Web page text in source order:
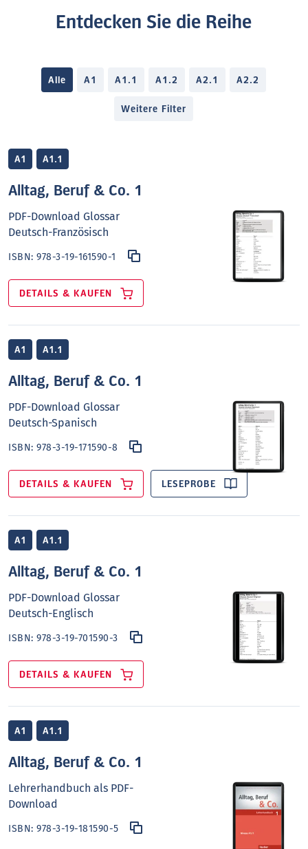
Entdecken Sie die Reihe
Alle A1 A1.1 A1.2 A2.1 A2.2
Weitere Filter
A1 A1.1
Alltag, Beruf & Co. 1
PDF-Download Glossar
Deutsch-Französisch
ISBN:978-3-19-161590-1
DETAILS & KAUFEN
A1 A1.1
Alltag, Beruf & Co. 1
PDF-Download Glossar
Deutsch-Spanisch
ISBN:978-3-19-171590-8
DETAILS & KAUFEN LESEPROBE
A1 A1.1
Alltag, Beruf & Co. 1
PDF-Download Glossar
Deutsch-Englisch
ISBN:978-3-19-701590-3
DETAILS & KAUFEN
A1 A1.1
Alltag, Beruf & Co. 1
Lehrerhandbuch als PDF-
Download
ISBN:978-3-19-181590-5